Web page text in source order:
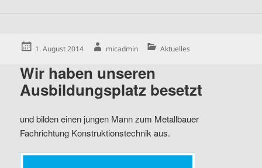
Posted
1. August 2014 Author
micadmin Categories
Aktuelles
Wir haben unseren
Ausbildungsplatz besetzt
und bilden einen jungen Mann zum Metallbauer
Fachrichtung Konstruktionstechnik aus.